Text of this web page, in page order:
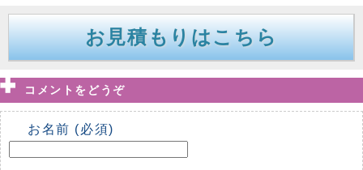
お見積もりはこちら
コメントをどうぞ
お名前 (必須)